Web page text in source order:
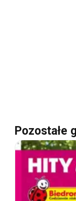
Pozostałe